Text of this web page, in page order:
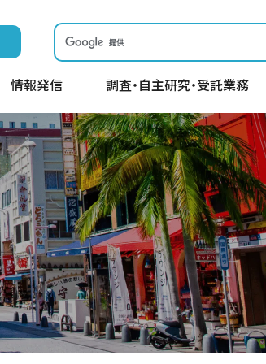
情報発信 調査・自主研究・受託業務